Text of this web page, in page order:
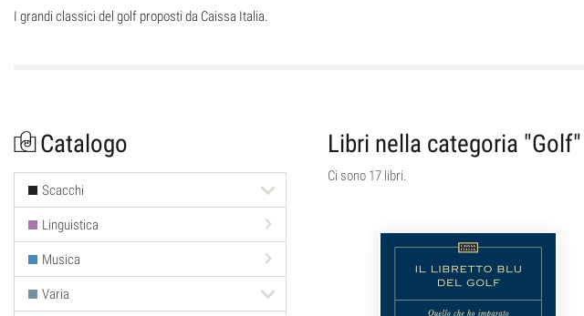
SCUOLA SUPERIORE DI SCACCHI
I grandi classici del golf proposti da Caissa Italia.
Catalogo
Scacchi
Linguistica
Musica
Varia
Libri nella categoria "Golf"
Ci sono 17 libri.